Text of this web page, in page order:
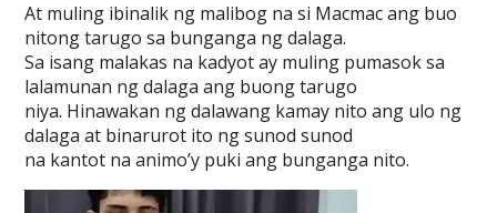
At muling ibinalik ng malibog na si Macmac ang buo
nitong tarugo sa bunganga ng dalaga.
Sa isang malakas na kadyot ay muling pumasok sa
lalamunan ng dalaga ang buong tarugo
niya. Hinawakan ng dalawang kamay nito ang ulo ng
dalaga at binarurot ito ng sunod sunod
na kantot na animo’y puki ang bunganga nito.